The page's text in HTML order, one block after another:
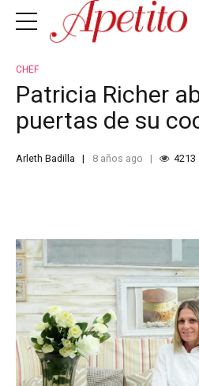
CHEF
Patricia Richer
puertas de su
Arleth Badilla 8 años ago 4213